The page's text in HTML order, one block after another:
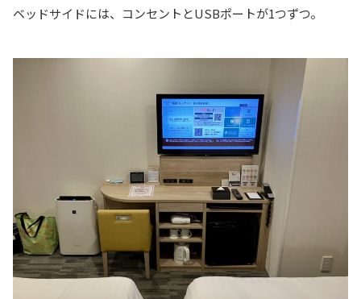
ベッドサイドには、コンセントとUSBポートが1つずつ。